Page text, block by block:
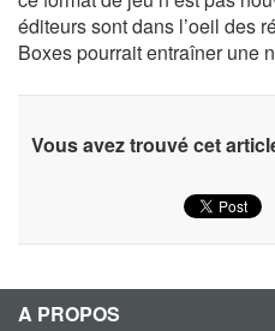
éditeurs sont dans l’oeil des
Boxes pourrait entraîner une
Vous avez trouvé cet
A PROPOS